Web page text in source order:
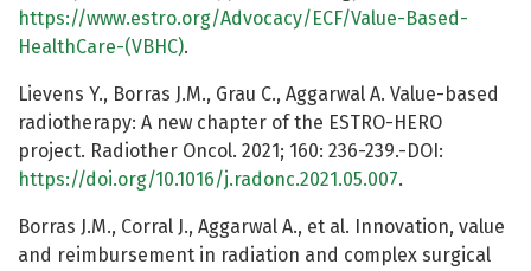
https://www.estro.org/Advocacy/ECF/Value-Based-
HealthCare-(VBHC).
Lievens Y., Borras J.M., Grau C., Aggarwal A. Value-based
radiotherapy: A new chapter of the ESTRO-HERO
project. Radiother Oncol. 2021; 160: 236-239.-DOI:
https://doi.org/10.1016/j.radonc.2021.05.007.
Borras J.M., Corral J., Aggarwal A., et al. Innovation, value
and reimbursement in radiation and complex surgical